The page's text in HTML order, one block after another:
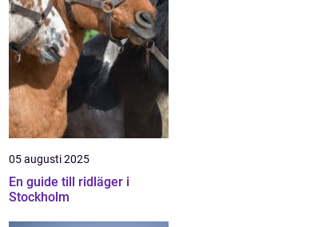
05 augusti 2025
En guide till ridläger i
Stockholm